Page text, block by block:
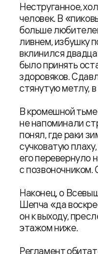
Неструганное,
человек. В
больше
ливнем, избушку
вклинился
было принять
здоровяков.
стянутую метлу,
В кромешной тьме
не напоминали
понял, где раки
сучковатую
его перевернуло
с
Наконец, о
Шепча «да
он к выходу,
этажом ниже.
Регламент